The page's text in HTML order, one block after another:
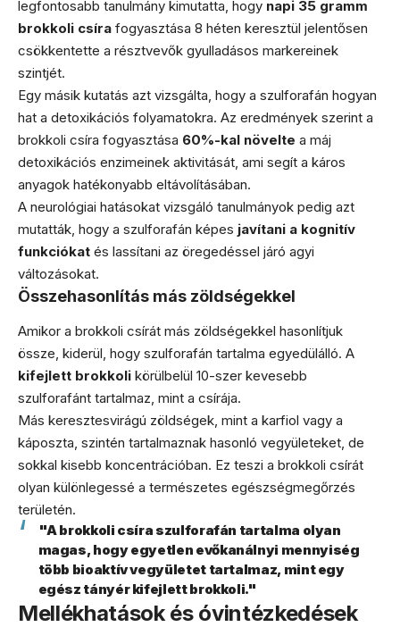
legfontosabb tanulmány kimutatta, hogy napi 35 gramm
brokkoli csíra fogyasztása 8 héten keresztül jelentősen
csökkentette a résztvevők gyulladásos markereinek
szintjét.
Egy másik kutatás azt vizsgálta, hogy a szulforafán hogyan
hat a detoxikációs folyamatokra. Az eredmények szerint a
brokkoli csíra fogyasztása 60%-kal növelte a máj
detoxikációs enzimeinek aktivitását, ami segít a káros
anyagok hatékonyabb eltávolításában.
A neurológiai hatásokat vizsgáló tanulmányok pedig azt
mutatták, hogy a szulforafán képes javítani a kognitív
funkciókat és lassítani az öregedéssel járó agyi
változásokat.
Összehasonlítás más zöldségekkel
Amikor a brokkoli csírát más zöldségekkel hasonlítjuk
össze, kiderül, hogy szulforafán tartalma egyedülálló. A
kifejlett brokkoli körülbelül 10-szer kevesebb
szulforafánt tartalmaz, mint a csírája.
Más keresztesvirágú zöldségek, mint a karfiol vagy a
káposzta, szintén tartalmaznak hasonló vegyületeket, de
sokkal kisebb koncentrációban. Ez teszi a brokkoli csírát
olyan különlegessé a természetes egészségmegőrzés
területén.
"A brokkoli csíra szulforafán tartalma olyan
magas, hogy egyetlen evőkanálnyi mennyiség
több bioaktív vegyületet tartalmaz, mint egy
egész tányér kifejlett brokkoli."
Mellékhatások és óvintézkedések